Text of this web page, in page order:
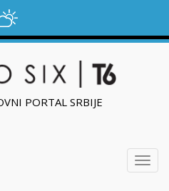
PORTAL SRBIJE